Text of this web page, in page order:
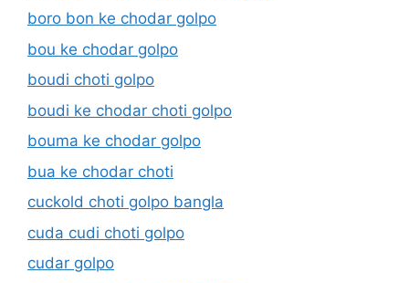
boro bon ke chodar golpo
bou ke chodar golpo
boudi choti golpo
boudi ke chodar choti golpo
bouma ke chodar golpo
bua ke chodar choti
cuckold choti golpo bangla
cuda cudi choti golpo
cudar golpo